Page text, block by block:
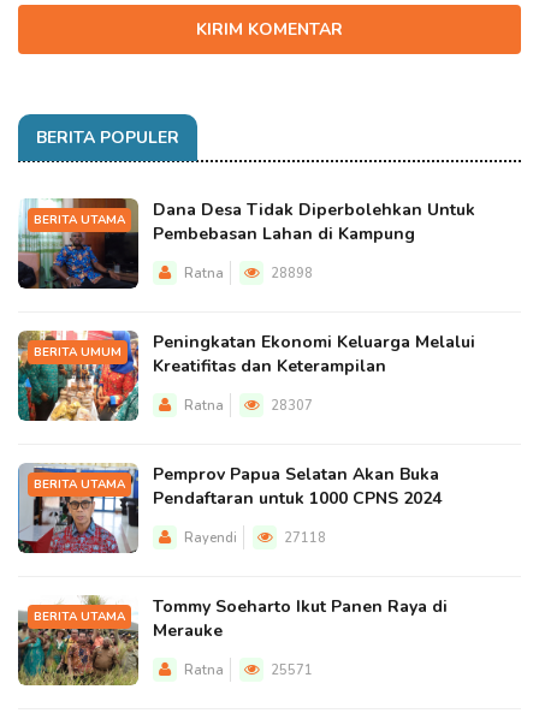
KIRIM KOMENTAR
BERITA POPULER
BERITA UTAMA
Dana Desa Tidak Diperbolehkan Untuk
Pembebasan Lahan di Kampung
Ratna 28898
BERITA UMUM
Peningkatan Ekonomi Keluarga Melalui
Kreatifitas dan Keterampilan
Ratna 28307
BERITA UTAMA
Pemprov Papua Selatan Akan Buka
Pendaftaran untuk 1000 CPNS 2024
Rayendi 27118
BERITA UTAMA
Tommy Soeharto Ikut Panen Raya di
Merauke
Ratna 25571